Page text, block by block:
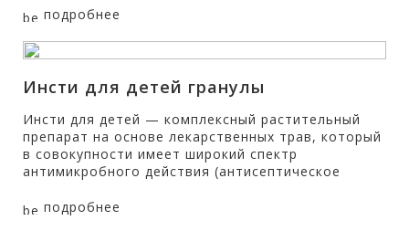
Инсти для детей гранулы
Инсти для детей — комплексный растительный
препарат на основе лекарственных трав, который
в совокупности имеет широкий спектр
антимикробного действия (антисептическое
подробнее
подробнее